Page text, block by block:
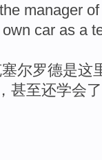
the manager of
own car as a
尔罗德是这
甚至还学会